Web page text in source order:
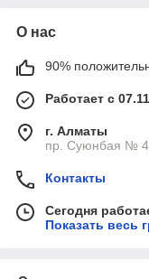
О нас
90%
Работает с
г. Алматы
пр. Суюнбая №
Контакты
Сегодня
Показать весь